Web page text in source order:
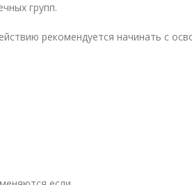
групп.
рекомендуется начинать с